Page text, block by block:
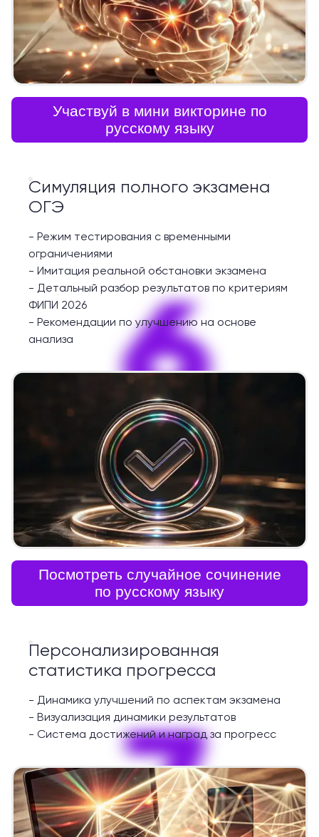
Участвуй в мини викторине по
русскому языку
6
Симуляция полного экзамена
ОГЭ
- Режим тестирования с временными
ограничениями
- Имитация реальной обстановки экзамена
- Детальный разбор результатов по критериям
ФИПИ 2026
- Рекомендации по улучшению на основе
анализа
Посмотреть случайное сочинение
по русскому языку
7
Персонализированная
статистика прогресса
- Динамика улучшений по аспектам экзамена
- Визуализация динамики результатов
- Система достижений и наград за прогресс